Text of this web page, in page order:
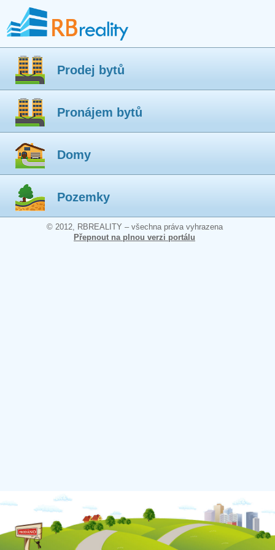
Prodej bytů
Pronájem bytů
Domy
Pozemky
© 2012, RBREALITY – všechna práva vyhrazena
Přepnout na plnou verzi portálu